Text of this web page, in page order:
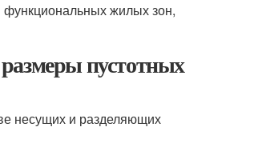
функциональных жилых зон,
пустотных
несущих и разделяющих